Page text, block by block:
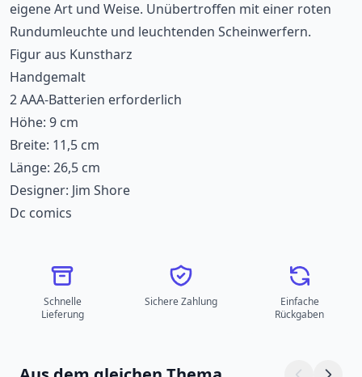
eigene Art und Weise. Unübertroffen mit einer roten
Rundumleuchte und leuchtenden Scheinwerfern.
Figur aus Kunstharz
Handgemalt
2 AAA-Batterien erforderlich
Höhe: 9 cm
Breite: 11,5 cm
Länge: 26,5 cm
Designer: Jim Shore
Dc comics
Schnelle
Lieferung
Sichere Zahlung
Einfache
Rückgaben